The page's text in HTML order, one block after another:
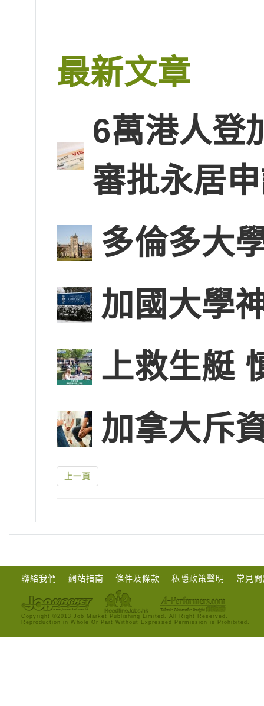
最新文章
6萬港人登
審批永居
多倫多大
加國大學
上救生艇
加拿大斥
上一頁
聯絡我們 網站指南 條件及條款 私隱政策聲明 常見
Copyright ©2013 Job Market Publishing Limited. All Right Reserved.
Reproduction in Whole Or Part Without Expressed Permission is Prohibited.